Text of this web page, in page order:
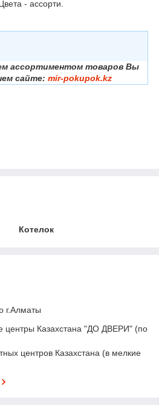
- ассорти.
ассортиментом товаров Вы
сайте: mir-pokupok.kz
Котелок
г.Алматы
центры Казахстана "ДО ДВЕРИ" (по
центров Казахстана (в мелкие